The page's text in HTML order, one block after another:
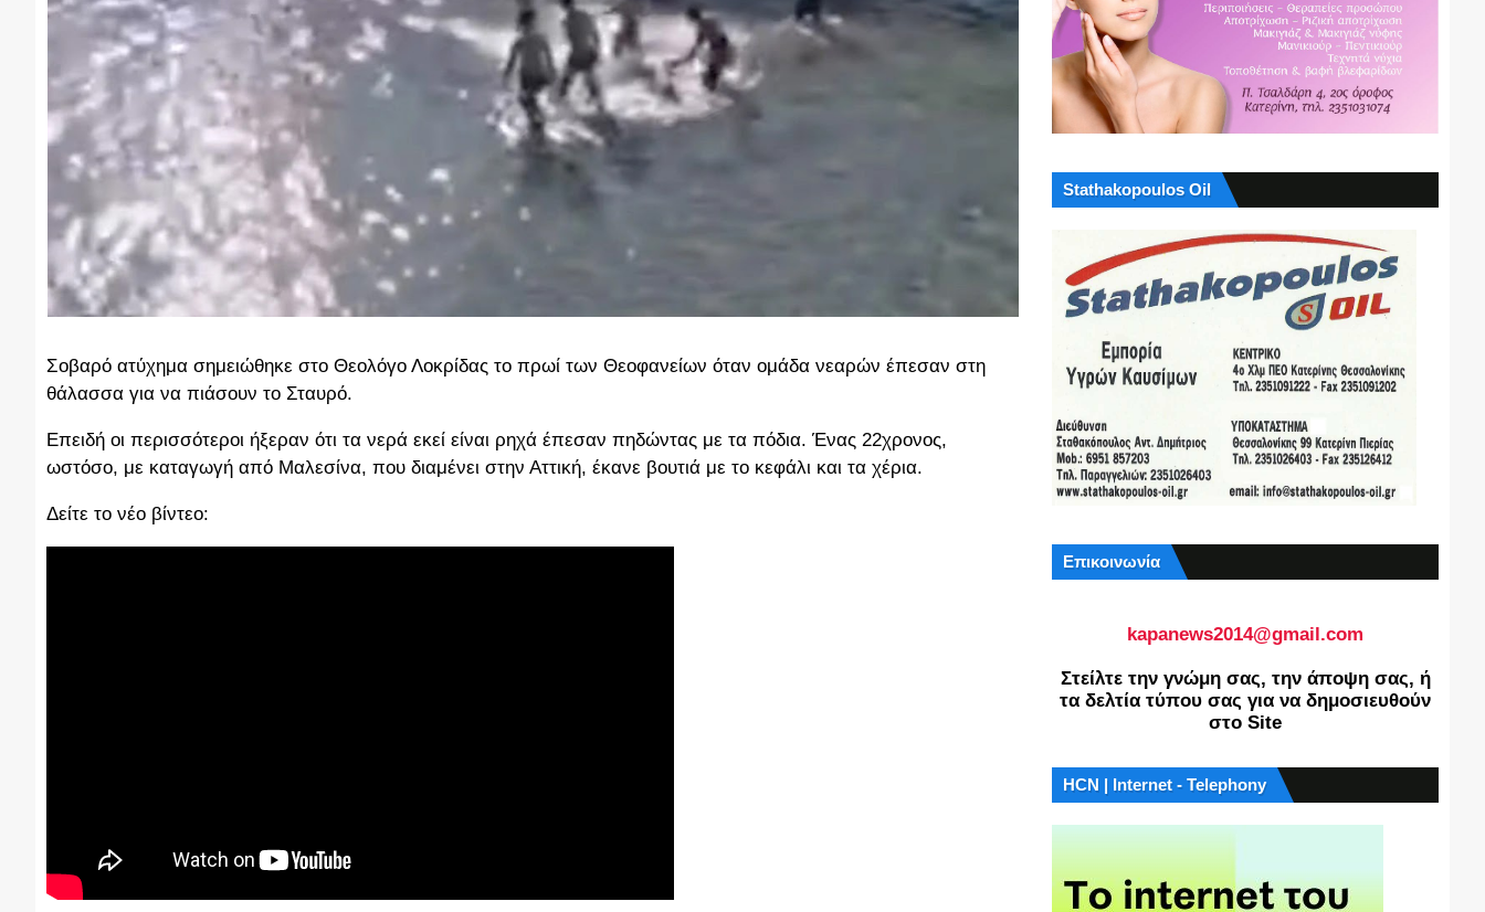
Σοβαρό ατύχημα σημειώθηκε στο Θεολόγο Λοκρίδας το πρωί των Θεοφανείων όταν ομάδα νεαρών έπεσαν στη
θάλασσα για να πιάσουν το Σταυρό.
Επειδή οι περισσότεροι ήξεραν ότι τα νερά εκεί είναι ρηχά έπεσαν πηδώντας με τα πόδια. Ένας 22χρονος,
ωστόσο, με καταγωγή από Μαλεσίνα, που διαμένει στην Αττική, έκανε βουτιά με το κεφάλι και τα χέρια.
Δείτε το νέο βίντεο:
Stathakopoulos Oil
Επικοινωνία
kapanews2014@gmail.com
Στείλτε την γνώμη σας, την άποψη σας, ή
τα δελτία τύπου σας για να δημοσιευθούν
στο Site
HCN | Internet - Telephony